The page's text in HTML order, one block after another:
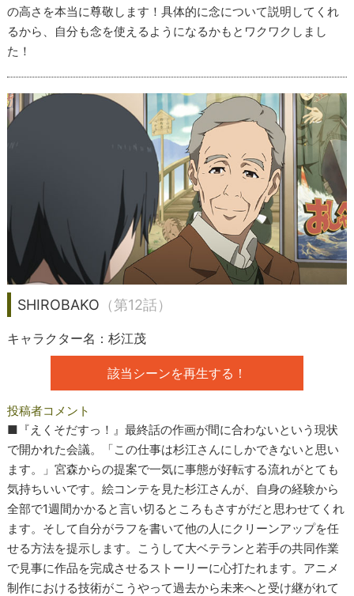
の高さを本当に尊敬します！具体的に念について説明してくれ
るから、自分も念を使えるようになるかもとワクワクしまし
た！
SHIROBAKO （第12話）
キャラクター名：杉江茂
該当シーンを再生する！
投稿者コメント
■『えくそだすっ！』最終話の作画が間に合わないという現状
で開かれた会議。「この仕事は杉江さんにしかできないと思い
ます。」宮森からの提案で一気に事態が好転する流れがとても
気持ちいいです。絵コンテを見た杉江さんが、自身の経験から
全部で1週間かかると言い切るところもさすがだと思わせてくれ
ます。そして自分がラフを書いて他の人にクリーンアップを任
せる方法を提示します。こうして大ベテランと若手の共同作業
で見事に作品を完成させるストーリーに心打たれます。アニメ
制作における技術がこうやって過去から未来へと受け継がれて